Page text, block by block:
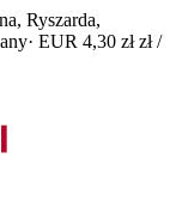
Ryszarda,
· EUR 4,30 zł zł /